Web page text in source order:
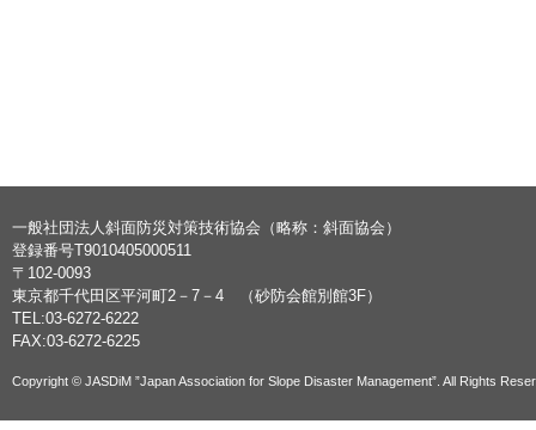
一般社団法人斜面防災対策技術協会（略称：斜面協会）
登録番号T9010405000511
〒102-0093
東京都千代田区平河町2－7－4 （砂防会館別館3F）
TEL:03-6272-6222
FAX:03-6272-6225
Copyright © JASDiM ”Japan Association for Slope Disaster Management”. All Rights